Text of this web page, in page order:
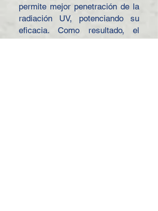
permite mejor penetración de la
radiación UV, potenciando su
eficacia. Como resultado, el